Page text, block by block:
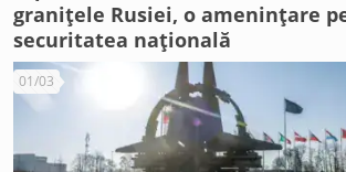
granițele Rusiei, o amenințare
securitatea națională
01/03